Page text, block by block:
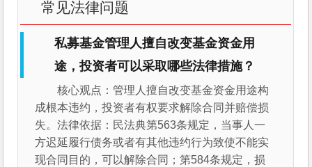
常见法律问题
私募基金管理人擅自改变基金资金用
途，投资者可以采取哪些法律措施？
核心观点：管理人擅自改变基金资金用途构
成根本违约，投资者有权要求解除合同并赔偿损
失。法律依据：民法典第563条规定，当事人一
方迟延履行债务或者有其他违约行为致使不能实
现合同目的，可以解除合同；第584条规定，损